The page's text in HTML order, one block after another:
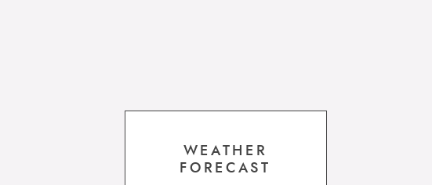
WEATHER
FORECAST